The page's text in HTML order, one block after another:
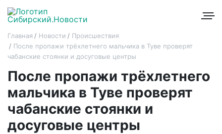
Главная Новости
Происшествия
После пропажи трёхлетнего мальчика в Туве проверят
чабанские стоянки и досуговые центры
После пропажи трёхлетнего
мальчика в Туве проверят
чабанские стоянки и
досуговые центры